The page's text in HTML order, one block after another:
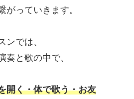
がっていきます。
ンでは、
奏と歌の中で、
開く・体で歌う・お友